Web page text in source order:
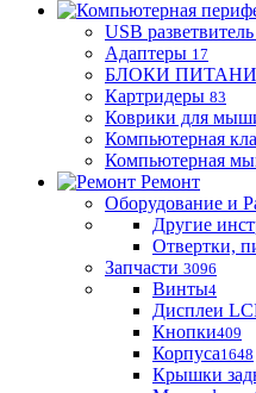
USB
Адаптеры 17
БЛОКИ
Картридеры 83
Коврики для
Компьютерная
Компьютерная
Ремонт
Оборудование и
Другие
Отвертки,
Запчасти 3096
Винты4
Дисплеи
Кнопки409
Корпуса1648
Крышки